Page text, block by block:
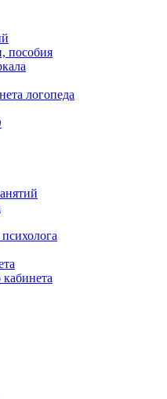
пособия
логопеда